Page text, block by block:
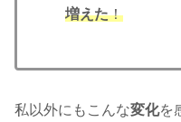
増えた！
私以外にもこんな変化を